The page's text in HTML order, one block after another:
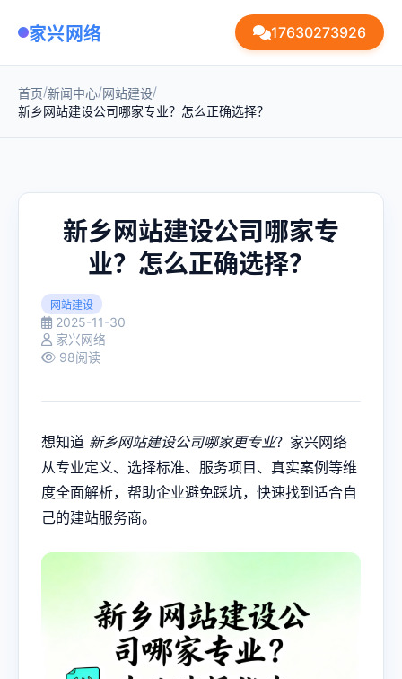
家兴网络 17630273926
首页/新闻中心/网站建设/
新乡网站建设公司哪家专业？怎么正确选择？
新乡网站建设公司哪家专
业？怎么正确选择？
网站建设
2025-11-30
家兴网络
98阅读
想知道 新乡网站建设公司哪家更专业？家兴网络
从专业定义、选择标准、服务项目、真实案例等维
度全面解析，帮助企业避免踩坑，快速找到适合自
己的建站服务商。